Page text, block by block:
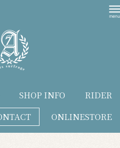
SHOP INFO
RIDER
ONLINESTORE